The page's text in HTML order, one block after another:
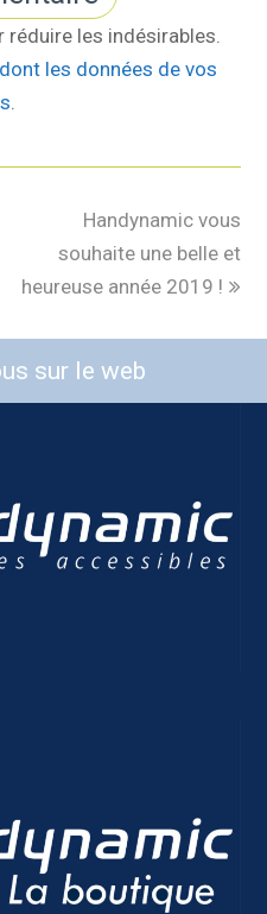
les indésirables.
les données de vos
Handynamic vous
souhaite une belle et
heureuse année 2019 !
sur le web